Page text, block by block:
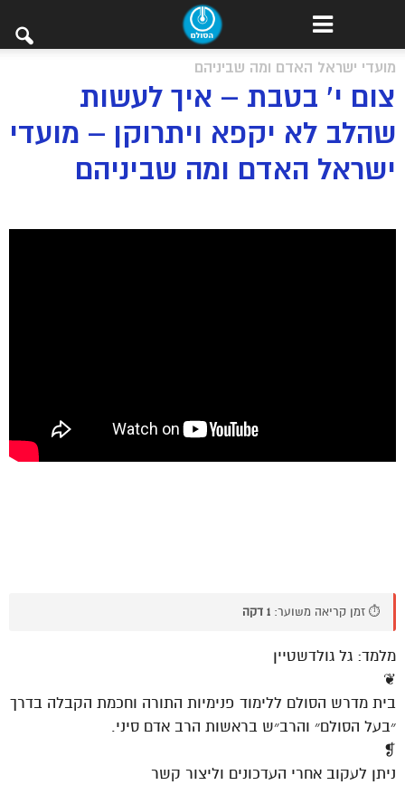
מועדי ישראל האדם ומה שביניהם
צום י’ בטבת – איך לעשות
שהלב לא יקפא ויתרוקן – מועדי
ישראל האדם ומה שביניהם
⏱️ זמן קריאה משוער: 1 דקה
מלמד: גל גולדשטיין
❦
בית מדרש הסולם ללימוד פנימיות התורה וחכמת הקבלה בדרך
״בעל הסולם״ והרב״ש בראשות הרב אדם סיני.
❡
ניתן לעקוב אחרי העדכונים וליצור קשר